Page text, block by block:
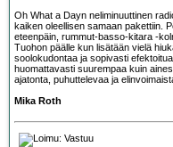
Oh What a Dayn neliminuuttinen
kaiken oleellisen samaan pakettiin.
eteenpäin, rummut-basso-kitara -
Tuohon päälle kun lisätään vielä
soolokudontaa ja sopivasti
huomattavasti suurempaa kuin
ajatonta, puhuttelevaa ja
Mika Roth